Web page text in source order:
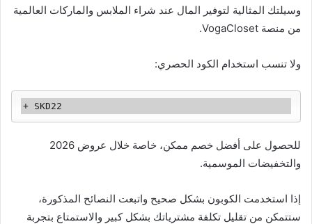
وسيلتك المثالية لتوفير المال عند شراء الملابس والماركات العالمية
من منصة VogaCloset.
ولا تنسب استخدام الكود الحصري:
للحصول على أفضل خصم ممكن، خاصة خلال عروض 2026
والتخفيضات الموسمية.
إذا استخدمت الكوبون بشكل صحيح واتبعت النصائح المذكورة،
ستتمكن من تقليل تكلفة مشترياتك بشكل كبير والاستمتاع بتجربة